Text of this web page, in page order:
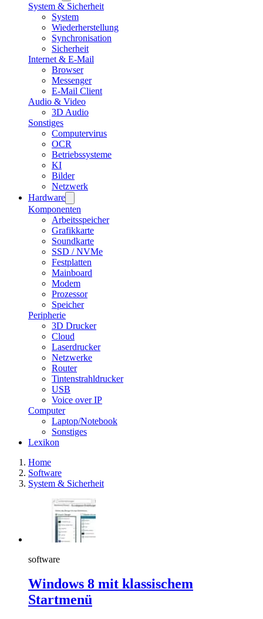
System & Sicherheit
System
Wiederherstellung
Synchronisation
Sicherheit
Internet & E-Mail
Browser
Messenger
E-Mail Client
Audio & Video
3D Audio
Sonstiges
Computervirus
OCR
Betriebssysteme
KI
Bilder
Netzwerk
Hardware
Komponenten
Arbeitsspeicher
Grafikkarte
Soundkarte
SSD / NVMe
Festplatten
Mainboard
Modem
Prozessor
Speicher
Peripherie
3D Drucker
Cloud
Laserdrucker
Netzwerke
Router
Tintenstrahldrucker
USB
Voice over IP
Computer
Laptop/Notebook
Sonstiges
Lexikon
Home
Software
System & Sicherheit
software
Windows 8 mit klassischem
Startmenü